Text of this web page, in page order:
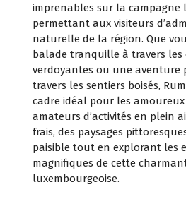
imprenables sur la campagne
permettant aux visiteurs
naturelle de la région. Que
balade tranquille à travers les
verdoyantes ou une aventure
travers les sentiers boisés,
cadre idéal pour les
amateurs d’activités en plein
frais, des paysages
paisible tout en explorant les
magnifiques de cette
luxembourgeoise.